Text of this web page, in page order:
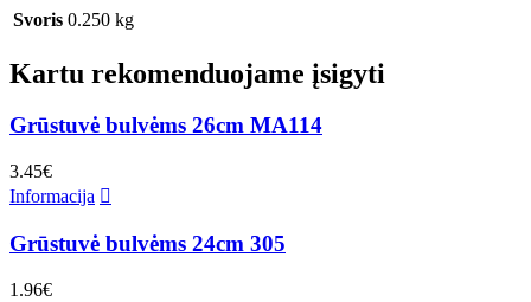
Svoris 0.250 kg
Kartu rekomenduojame įsigyti
Grūstuvė bulvėms 26cm MA114
3.45€
Informacija
Grūstuvė bulvėms 24cm 305
1.96€